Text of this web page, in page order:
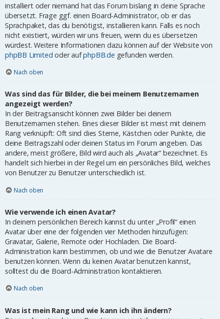
installiert oder niemand hat das Forum bislang in deine Sprache
übersetzt. Frage ggf. einen Board-Administrator, ob er das
Sprachpaket, das du benötigst, installieren kann. Falls es noch
nicht existiert, würden wir uns freuen, wenn du es übersetzen
würdest. Weitere Informationen dazu können auf der Website von
phpBB Limited oder aufphpBB.de gefunden werden.
Nach oben
Was sind das für Bilder, die bei meinem Benutzernamen
angezeigt werden?
In der Beitragsansicht können zwei Bilder bei deinem
Benutzernamen stehen. Eines dieser Bilder ist meist mit deinem
Rang verknüpft: Oft sind dies Sterne, Kästchen oder Punkte, die
deine Beitragszahl oder deinen Status im Forum angeben. Das
andere, meist größere, Bild wird auch als „Avatar“ bezeichnet. Es
handelt sich hierbei in der Regel um ein persönliches Bild, welches
von Benutzer zu Benutzer unterschiedlich ist.
Nach oben
Wie verwende ich einen Avatar?
In deinem persönlichen Bereich kannst du unter „Profil“ einen
Avatar über eine der folgenden vier Methoden hinzufügen:
Gravatar, Galerie, Remote oder Hochladen. Die Board-
Administration kann bestimmen, ob und wie die Benutzer Avatare
benutzen können. Wenn du keinen Avatar benutzen kannst,
solltest du die Board-Administration kontaktieren.
Nach oben
Was ist mein Rang und wie kann ich ihn ändern?